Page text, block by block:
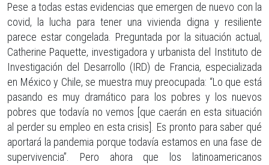
Pese a todas estas evidencias que emergen de nuevo con la
covid, la lucha para tener una vivienda digna y resiliente
parece estar congelada. Preguntada por la situación actual,
Catherine Paquette, investigadora y urbanista del Instituto de
Investigación del Desarrollo (IRD) de Francia, especializada
en México y Chile, se muestra muy preocupada: “Lo que está
pasando es muy dramático para los pobres y los nuevos
pobres que todavía no vemos [que caerán en esta situación
al perder su empleo en esta crisis]. Es pronto para saber qué
aportará la pandemia porque todavía estamos en una fase de
supervivencia”. Pero ahora que los latinoamericanos